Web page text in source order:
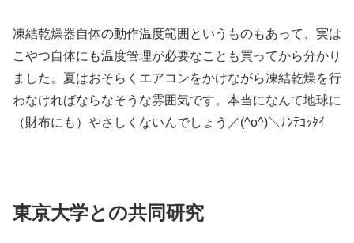
凍結乾燥器自体の動作温度範囲というものもあって、実は
こやつ自体にも温度管理が必要なことも買ってから分かり
ました。夏はおそらくエアコンをかけながら凍結乾燥を行
わなければならなそうな雰囲気です。本当になんて地球に
（財布にも）やさしくないんでしょう／(^o^)＼ﾅﾝﾃｺｯﾀｲ
東京大学との共同研究